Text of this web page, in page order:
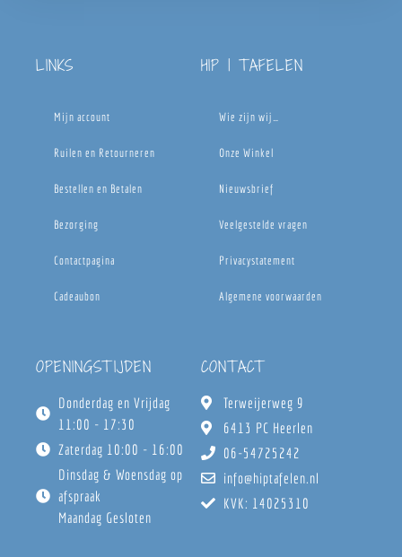
LINKS
Mijn account
Ruilen en Retourneren
Bestellen en Betalen
Bezorging
Contactpagina
Cadeaubon
HIP | TAFELEN
Wie zijn wij…
Onze Winkel
Nieuwsbrief
Veelgestelde vragen
Privacystatement
Algemene voorwaarden
OPENINGSTIJDEN
Donderdag en Vrijdag
11:00 - 17:30
Zaterdag 10:00 - 16:00
Dinsdag & Woensdag op
afspraak
Maandag Gesloten
CONTACT
Terweijerweg 9
6413 PC Heerlen
06-54725242
info@hiptafelen.nl
KVK: 14025310